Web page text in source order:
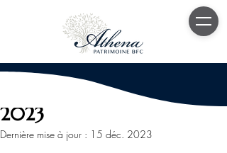
Point marché octobre
2023
26 oct. 2023
Dernière mise à jour : 15 déc. 2023